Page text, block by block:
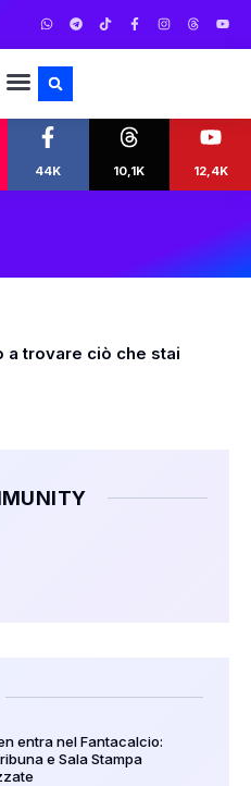
44K 10,1K 12,4K
a trovare ciò che stai
entra nel Fantacalcio:
e Sala Stampa